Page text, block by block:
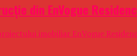
din EnVogue
imobiliar EnVogue